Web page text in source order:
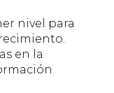
nivel para
en la